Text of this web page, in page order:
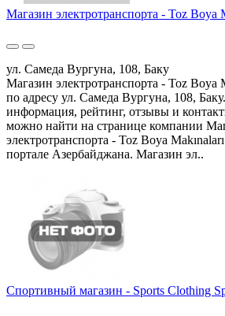
Магазин электротранспорта - Toz Boya
ул. Самеда Вургуна, 108, Баку
Магазин электротранспорта - Toz Boya
по адресу ул. Самеда Вургуна, 108,
информация, рейтинг, отзывы и
можно найти на странице компании
электротранспорта - Toz Boya
портале Азербайджана. Магазин эл..
Спортивный магазин - Sports Clothing